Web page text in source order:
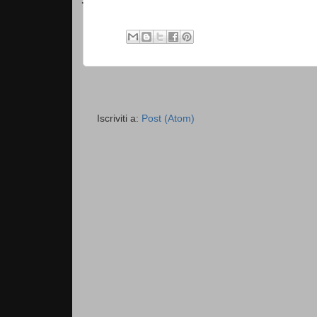
·
Iscriviti a: Post (Atom)